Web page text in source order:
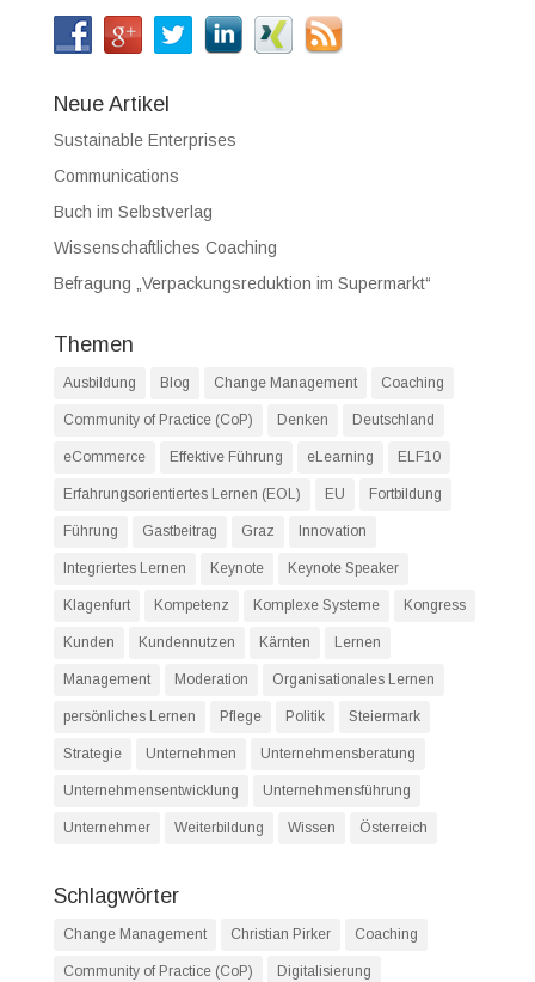
Neue Artikel
Sustainable Enterprises
Communications
Buch im Selbstverlag
Wissenschaftliches Coaching
Befragung „Verpackungsreduktion im Supermarkt“
Themen
Ausbildung Blog Change Management Coaching
Community of Practice (CoP) Denken Deutschland
eCommerce Effektive Führung eLearning ELF10
Erfahrungsorientiertes Lernen (EOL) EU Fortbildung
Führung Gastbeitrag Graz Innovation
Integriertes Lernen Keynote Keynote Speaker
Klagenfurt Kompetenz Komplexe Systeme Kongress
Kunden Kundennutzen Kärnten Lernen
Management Moderation Organisationales Lernen
persönliches Lernen Pflege Politik Steiermark
Strategie Unternehmen Unternehmensberatung
Unternehmensentwicklung Unternehmensführung
Unternehmer Weiterbildung Wissen Österreich
Schlagwörter
Change Management Christian Pirker Coaching
Community of Practice (CoP) Digitalisierung